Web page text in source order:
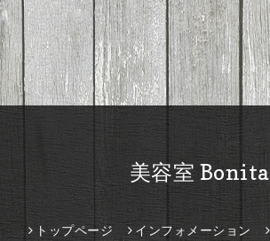
美容室 Bonita
トップページ インフォメーション